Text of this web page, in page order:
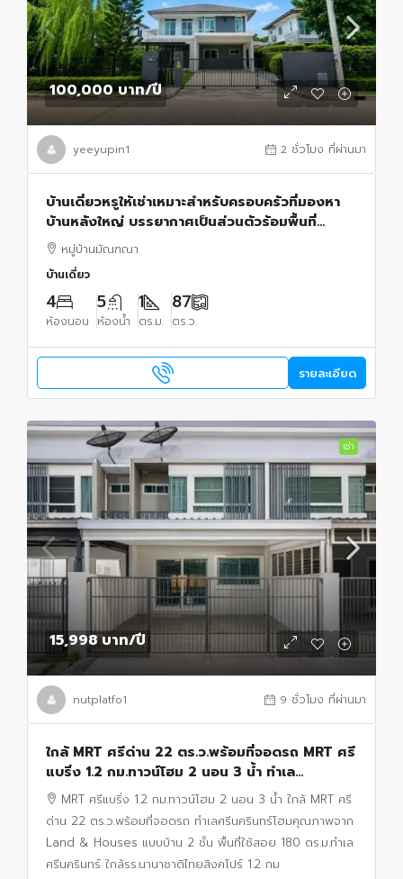
100,000 บาท/ปี
yeeyupin1 2 ชั่วโมง ที่ผ่านมา
บ้านเดี่ยวหรูให้เช่าเหมาะสำหรับครอบครัวที่มองหา
บ้านหลังใหญ่ บรรยากาศเป็นส่วนตัวร้อมพื้นที่
ใช้สอยครบครัน
หมู่บ้านมัณฑณา
บ้านเดี่ยว
4
ห้องนอน
5
ห้องน้ำ
1
ตร.ม.
87
ตร.ว.
รายละเอียด
เช่า
15,998 บาท/ปี
nutplatfo1 9 ชั่วโมง ที่ผ่านมา
ใกล้ MRT ศรีด่าน 22 ตร.ว.พร้อมที่จอดรถ MRT ศรี
แบริ่ง 1.2 กม.ทาวน์โฮม 2 นอน 3 น้ำ ทำเล
ศรีนครินทร์
MRT ศรีแบริ่ง 1.2 กม.ทาวน์โฮม 2 นอน 3 น้ำ ใกล้ MRT ศรี
ด่าน 22 ตร.ว.พร้อมที่จอดรถ ทำเลศรีนครินทร์โฮมคุณภาพจาก
Land & Houses แบบบ้าน 2 ชั้น พื้นที่ใช้สอย 180 ตร.ม.ทำเล
ศรีนครินทร์ ใกล้รร.นานาชาติไทยสิงคโปร์ 1.2 กม